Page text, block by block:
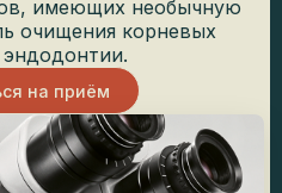
имеющих необычную
очищения корневых
на приём